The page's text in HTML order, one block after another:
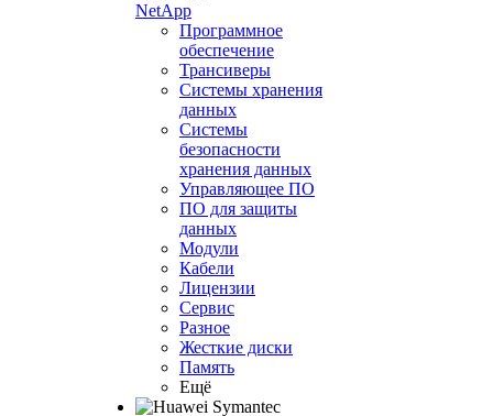
NetApp
Программное
обеспечение
Трансиверы
Системы хранения
данных
Системы
безопасности
хранения данных
Управляющее ПО
ПО для защиты
данных
Модули
Кабели
Лицензии
Сервис
Разное
Жесткие диски
Память
Ещё